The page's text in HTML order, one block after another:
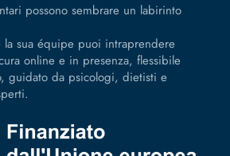
possono sembrare un labirinto
la sua équipe puoi intraprendere
online e in presenza, flessibile
guidato da psicologi, dietisti e